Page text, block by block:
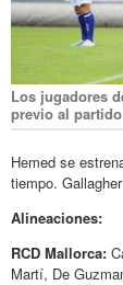
Los jugadores
previo al partido
Hemed se
tiempo.
Alineaciones:
RCD Mallorca:
Martí, De